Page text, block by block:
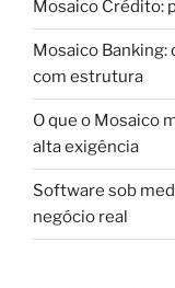
Mosaico Crédito:
Mosaico
com estrutura
O que o Mosaico
alta exigência
Software sob
negócio real